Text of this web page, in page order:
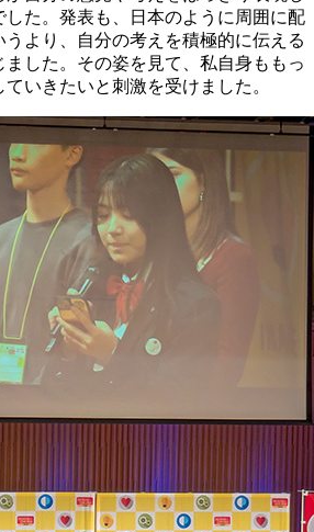
た。発表も、日本のように周囲に配
より、自分の考えを積極的に伝える
ました。その姿を見て、私自身ももっ
いきたいと刺激を受けました。